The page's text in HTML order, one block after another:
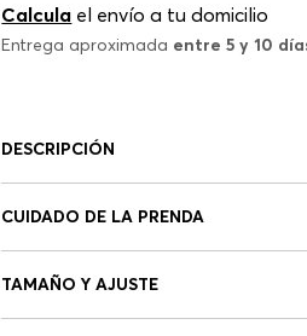
Calcula el envío a tu domicilio
Entrega aproximada entre 5 y 10
DESCRIPCIÓN
CUIDADO DE LA PRENDA
TAMAÑO Y AJUSTE